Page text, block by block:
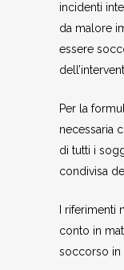
incidenti
da malore
essere
Per la
necessaria
di tutti i
condivisa
I
conto in
soccorso in